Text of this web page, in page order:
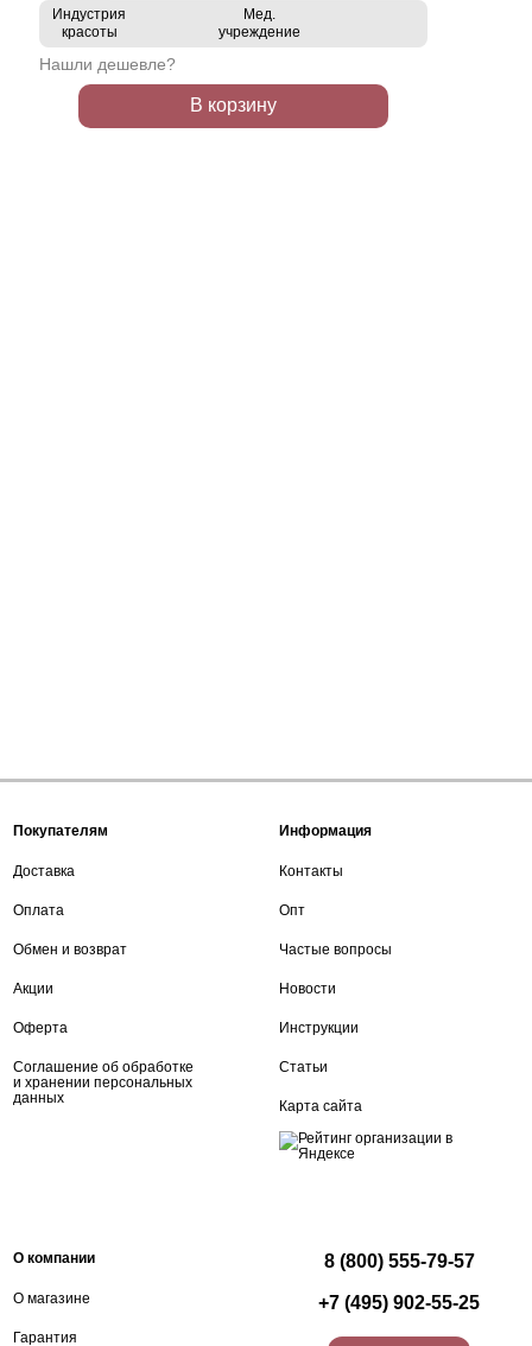
Индустрия
красоты
Мед.
учреждение
Нашли дешевле?
В корзину
Покупателям
Доставка
Оплата
Обмен и возврат
Акции
Оферта
Соглашение об обработке
и хранении персональных
данных
Информация
Контакты
Опт
Частые вопросы
Новости
Инструкции
Статьи
Карта сайта
О компании
О магазине
Гарантия
8 (800) 555-79-57
+7 (495) 902-55-25